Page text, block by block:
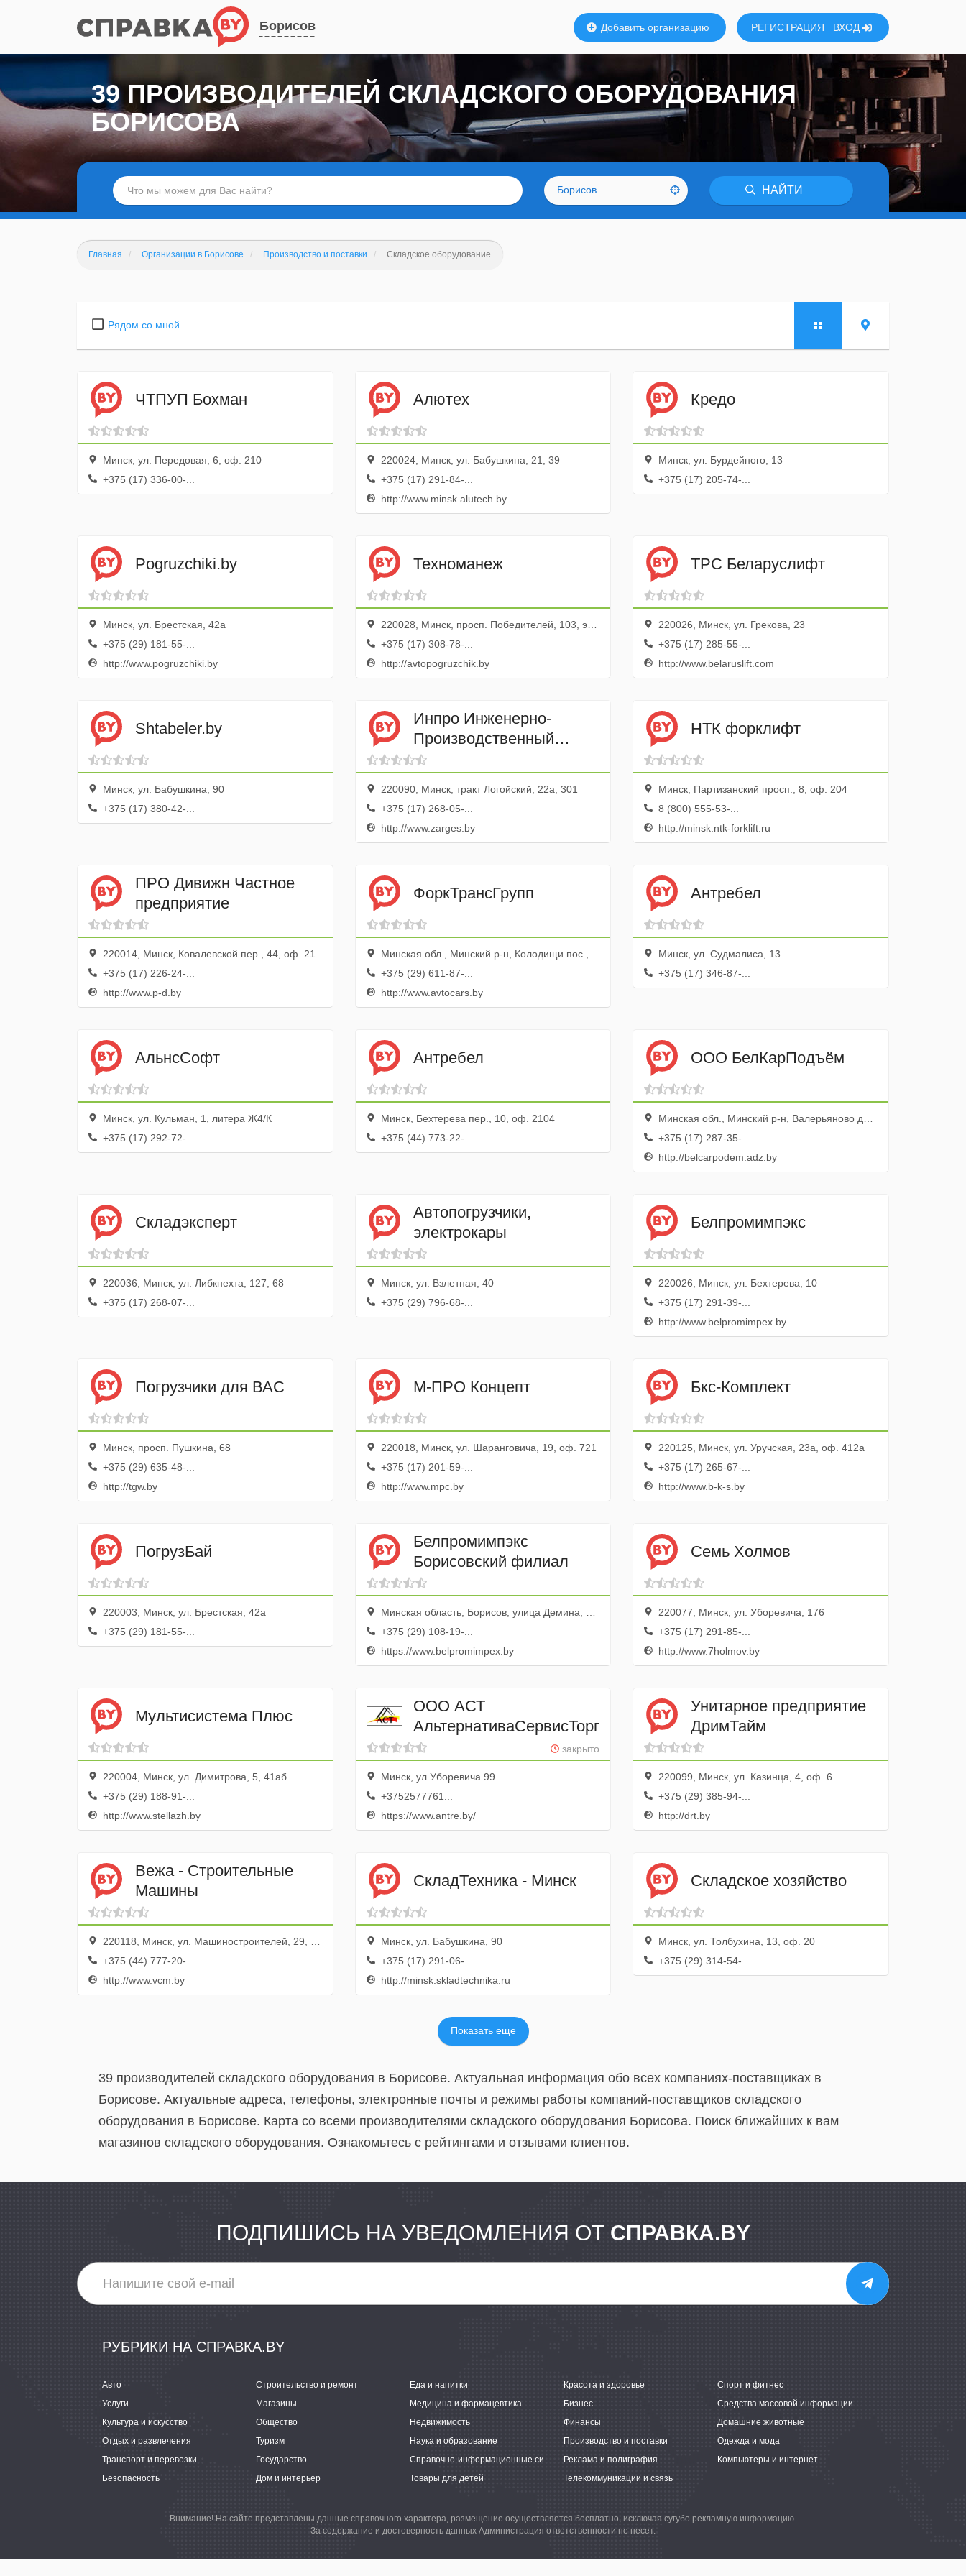
Борисов Добавить организацию РЕГИСТРАЦИЯ ВХОД
Борисов НАЙТИ
39 ПРОИЗВОДИТЕЛЕЙ СКЛАДСКОГО ОБОРУДОВАНИЯ
БОРИСОВА
Главная Организации в Борисове Производство и поставки Складское оборудование
Рядом со мной
ЧТПУП Бохман
Минск, ул. Передовая, 6, оф. 210
+375 (17) 336-00-...
Алютех
220024, Минск, ул. Бабушкина, 21, 39
+375 (17) 291-84-...
http://www.minsk.alutech.by
Кредо
Минск, ул. Бурдейного, 13
+375 (17) 205-74-...
Pogruzchiki.by
Минск, ул. Брестская, 42а
+375 (29) 181-55-...
http://www.pogruzchiki.by
Техноманеж
220028, Минск, просп. Победителей, 103, эт. 9, оф. 905
+375 (17) 308-78-...
http://avtopogruzchik.by
ТРС Беларуслифт
220026, Минск, ул. Грекова, 23
+375 (17) 285-55-...
http://www.belaruslift.com
Shtabeler.by
Минск, ул. Бабушкина, 90
+375 (17) 380-42-...
Инпро Инженерно-
Производственный
центр
220090, Минск, тракт Логойский, 22а, 301
+375 (17) 268-05-...
http://www.zarges.by
НТК форклифт
Минск, Партизанский просп., 8, оф. 204
8 (800) 555-53-...
http://minsk.ntk-forklift.ru
ПРО Дивижн Частное
предприятие
220014, Минск, Ковалевской пер., 44, оф. 21
+375 (17) 226-24-...
http://www.p-d.by
ФоркТрансГрупп
Минская обл., Минский р-н, Колодищи пос., ул. Молокович, 29
+375 (29) 611-87-...
http://www.avtocars.by
Антребел
Минск, ул. Судмалиса, 13
+375 (17) 346-87-...
АльнсСофт
Минск, ул. Кульман, 1, литера Ж4/К
+375 (17) 292-72-...
Антребел
Минск, Бехтерева пер., 10, оф. 2104
+375 (44) 773-22-...
OOO БелКарПодъём
Минская обл., Минский р-н, Валерьяново дер., ул. Боровая
+375 (17) 287-35-...
http://belcarpodem.adz.by
Складэксперт
220036, Минск, ул. Либкнехта, 127, 68
+375 (17) 268-07-...
Автопогрузчики,
электрокары
Минск, ул. Взлетная, 40
+375 (29) 796-68-...
Белпромимпэкс
220026, Минск, ул. Бехтерева, 10
+375 (17) 291-39-...
http://www.belpromimpex.by
Погрузчики для ВАС
Минск, просп. Пушкина, 68
+375 (29) 635-48-...
http://tgw.by
М-ПРО Концепт
220018, Минск, ул. Шаранговича, 19, оф. 721
+375 (17) 201-59-...
http://www.mpc.by
Бкс-Комплект
220125, Минск, ул. Уручская, 23а, оф. 412а
+375 (17) 265-67-...
http://www.b-k-s.by
ПогрузБай
220003, Минск, ул. Брестская, 42а
+375 (29) 181-55-...
Белпромимпэкс
Борисовский филиал
Минская область, Борисов, улица Демина, 5Ж
+375 (29) 108-19-...
https://www.belpromimpex.by
Семь Холмов
220077, Минск, ул. Уборевича, 176
+375 (17) 291-85-...
http://www.7holmov.by
Мультисистема Плюс
220004, Минск, ул. Димитрова, 5, 41аб
+375 (29) 188-91-...
http://www.stellazh.by
ООО АСТ
АльтернативаСервисТорг
закрыто
Минск, ул.Уборевича 99
+3752577761...
https://www.antre.by/
Унитарное предприятие
ДримТайм
220099, Минск, ул. Казинца, 4, оф. 6
+375 (29) 385-94-...
http://drt.by
Вежа - Строительные
Машины
220118, Минск, ул. Машиностроителей, 29, пом. 96
+375 (44) 777-20-...
http://www.vcm.by
СкладТехника - Минск
Минск, ул. Бабушкина, 90
+375 (17) 291-06-...
http://minsk.skladtechnika.ru
Складское хозяйство
Минск, ул. Толбухина, 13, оф. 20
+375 (29) 314-54-...
Показать еще
39 производителей складского оборудования в Борисове. Актуальная информация обо всех компаниях-поставщиках в
Борисове. Актуальные адреса, телефоны, электронные почты и режимы работы компаний-поставщиков складского
оборудования в Борисове. Карта со всеми производителями складского оборудования Борисова. Поиск ближайших к вам
магазинов складского оборудования. Ознакомьтесь с рейтингами и отзывами клиентов.
ПОДПИШИСЬ НА УВЕДОМЛЕНИЯ ОТ СПРАВКА.BY
РУБРИКИ НА СПРАВКА.BY
Авто Строительство и ремонт Еда и напитки Красота и здоровье
Спорт и фитнес
Услуги
Магазины Медицина и фармацевтика Бизнес
Средства массовой информации
Культура и искусство
Общество Недвижимость Финансы
Домашние животные
Отдых и развлечения
Туризм Наука и образование Производство и поставки
Одежда и мода
Транспорт и перевозки
Государство Справочно-информационные системы Реклама и полиграфия
Компьютеры и интернет
Безопасность
Дом и интерьер Товары для детей Телекоммуникации и связь
Внимание! На сайте представлены данные справочного характера, размещение осуществляется бесплатно, исключая сугубо рекламную информацию.
За содержание и достоверность данных Администрация ответственности не несет.